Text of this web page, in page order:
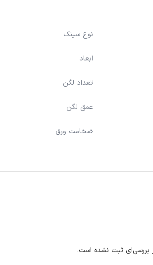
نوع سینک
ابعاد
تعداد لگن
عمق لگن
ضخامت ورق
بررسی‌ای ثبت نشده است.